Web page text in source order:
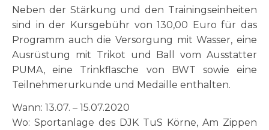
Neben der Stärkung und den Trainingseinheiten
sind in der Kursgebühr von 130,00 Euro für das
Programm auch die Versorgung mit Wasser, eine
Ausrüstung mit Trikot und Ball vom Ausstatter
PUMA, eine Trinkflasche von BWT sowie eine
Teilnehmerurkunde und Medaille enthalten.
Wann: 13.07. – 15.07.2020
Wo: Sportanlage des DJK TuS Körne, Am Zippen